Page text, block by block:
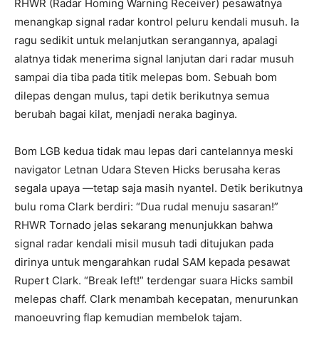
RHWR (Radar Homing Warning Receiver) pesawatnya
menangkap signal radar kontrol peluru kendali musuh. Ia
ragu sedikit untuk melanjutkan serangannya, apalagi
alatnya tidak menerima signal lanjutan dari radar musuh
sampai dia tiba pada titik melepas bom. Sebuah bom
dilepas dengan mulus, tapi detik berikutnya semua
berubah bagai kilat, menjadi neraka baginya.
Bom LGB kedua tidak mau lepas dari cantelannya meski
navigator Letnan Udara Steven Hicks berusaha keras
segala upaya —tetap saja masih nyantel. Detik berikutnya
bulu roma Clark berdiri: “Dua rudal menuju sasaran!”
RHWR Tornado jelas sekarang menunjukkan bahwa
signal radar kendali misil musuh tadi ditujukan pada
dirinya untuk mengarahkan rudal SAM kepada pesawat
Rupert Clark. “Break left!” terdengar suara Hicks sambil
melepas chaff. Clark menambah kecepatan, menurunkan
manoeuvring flap kemudian membelok tajam.